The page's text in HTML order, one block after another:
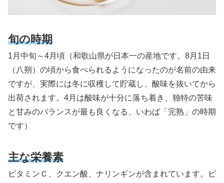
旬の時期
1月中旬～4月頃（和歌山県が日本一の産地です。8月1日
（八朔）の頃から食べられるようになったのが名前の由来
ですが、実際には冬に収穫して貯蔵し、酸味を抜いてから
出荷されます。4月は酸味が十分に落ち着き、独特の苦味
と甘みのバランスが最も良くなる、いわば「完熟」の時期
です）
主な栄養素
ビタミンＣ、クエン酸、ナリンギンが含まれています。ビ